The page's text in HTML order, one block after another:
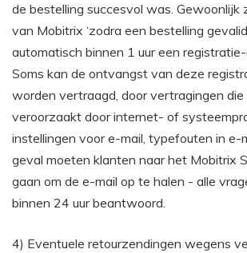
de bestelling succesvol was. Gewoonlijk
van Mobitrix ‘zodra een bestelling
automatisch binnen 1 uur een
Soms kan de ontvangst van deze
worden vertraagd, door vertragingen
veroorzaakt door internet- of
instellingen voor e-mail, typefouten in e-
geval moeten klanten naar het Mobitrix
gaan om de e-mail op te halen - alle
binnen 24 uur beantwoord.
4) Eventuele retourzendingen wegens